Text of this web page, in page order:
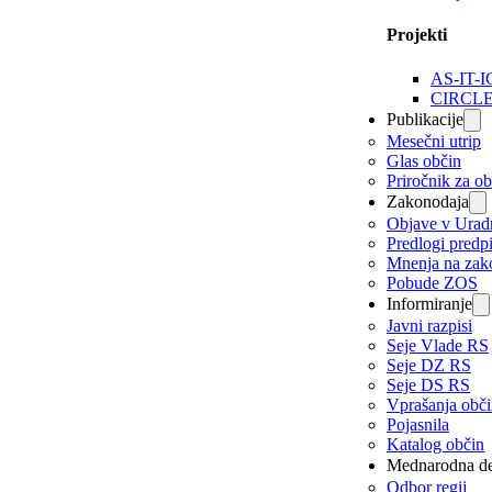
Projekti
AS-IT-
Publikacije
Mesečni utrip
Glas občin
Priročnik za
Zakonodaja
Objave v
Predlogi
Mnenja na
Pobude ZOS
Informiranje
Javni razpisi
Seje Vlade RS
Seje DZ RS
Seje DS RS
Vprašanja
Pojasnila
Katalog občin
Mednarodna
Odbor regij